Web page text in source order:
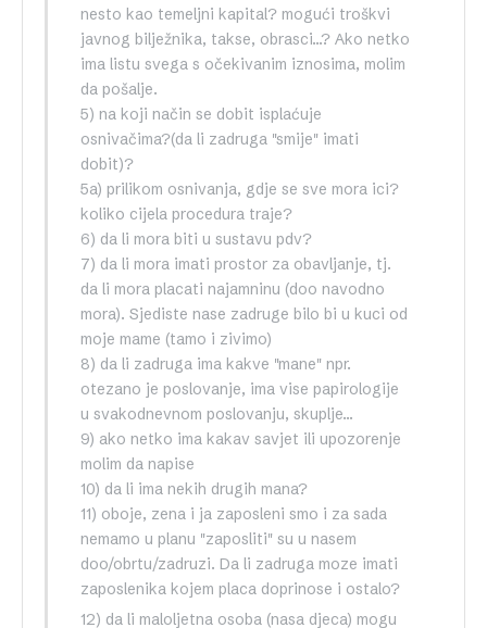
nesto kao temeljni kapital? mogući troškvi
javnog bilježnika, takse, obrasci…? Ako netko
ima listu svega s očekivanim iznosima, molim
da pošalje.
5) na koji način se dobit isplaćuje
osnivačima?(da li zadruga "smije" imati
dobit)?
5a) prilikom osnivanja, gdje se sve mora ici?
koliko cijela procedura traje?
6) da li mora biti u sustavu pdv?
7) da li mora imati prostor za obavljanje, tj.
da li mora placati najamninu (doo navodno
mora). Sjediste nase zadruge bilo bi u kuci od
moje mame (tamo i zivimo)
8) da li zadruga ima kakve "mane" npr.
otezano je poslovanje, ima vise papirologije
u svakodnevnom poslovanju, skuplje…
9) ako netko ima kakav savjet ili upozorenje
molim da napise
10) da li ima nekih drugih mana?
11) oboje, zena i ja zaposleni smo i za sada
nemamo u planu "zaposliti" su u nasem
doo/obrtu/zadruzi. Da li zadruga moze imati
zaposlenika kojem placa doprinose i ostalo?
12) da li maloljetna osoba (nasa djeca) mogu